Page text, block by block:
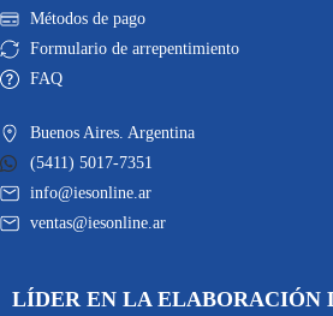
Métodos de pago
Formulario de arrepentimiento
FAQ
Buenos Aires. Argentina
(5411) 5017-7351
info@iesonline.ar
ventas@iesonline.ar
LÍDER EN LA ELABORACIÓN